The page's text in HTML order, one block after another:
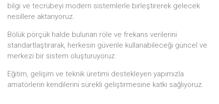
bilgi ve tecrübeyi modern sistemlerle birleştirerek gelecek
nesillere aktarıyoruz.
Bölük pörçük halde bulunan röle ve frekans verilerini
standartlaştırarak, herkesin güvenle kullanabileceği güncel ve
merkezi bir sistem oluşturuyoruz.
Eğitim, gelişim ve teknik üretimi destekleyen yapımızla
amatörlerin kendilerini sürekli geliştirmesine katkı sağlıyoruz.